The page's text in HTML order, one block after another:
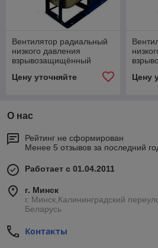
Вентилятор радиальный
низкого давления
взрывозащищённый
коррозионностойкий ВР
86-77-5,0-0,75/1000 ВК1
Цену уточняйте
86-
Цену
О нас
Рейтинг не сформирован
Менее 5 отзывов за последний
Работает с 01.04.2011
г. Минск
г. Минск,Калининградский
Беларусь
Контакты